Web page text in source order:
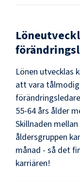
Lönen utvecklas
att vara
förändringsledare
55-64 års ålder
Skillnaden
åldersgruppen
månad - så det
karriären!